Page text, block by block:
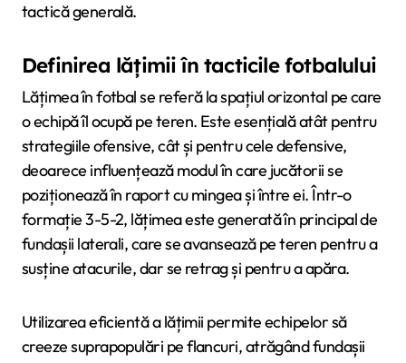
tactică generală.
Definirea lățimii în tacticile fotbalului
Lățimea în fotbal se referă la spațiul orizontal pe care
o echipă îl ocupă pe teren. Este esențială atât pentru
strategiile ofensive, cât și pentru cele defensive,
deoarece influențează modul în care jucătorii se
poziționează în raport cu mingea și între ei. Într-o
formație 3-5-2, lățimea este generată în principal de
fundașii laterali, care se avansează pe teren pentru a
susține atacurile, dar se retrag și pentru a apăra.
Utilizarea eficientă a lățimii permite echipelor să
creeze suprapopulări pe flancuri, atrăgând fundașii